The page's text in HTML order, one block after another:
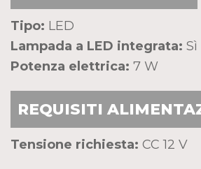
Tipo: LED
Lampada a LED integrata: Sì
Potenza elettrica: 7 W
REQUISITI
Tensione richiesta: CC 12 V